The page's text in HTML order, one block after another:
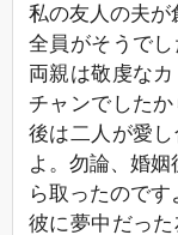
私の友人の夫が
全員がそうで
両親は敬虔な
チャンでした
後は二人が愛
よ。勿論、婚
ら取ったのです
彼に夢中だっ